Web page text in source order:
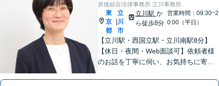
原後綜合法律事務所 立川事務所
東
京
都
立
川
市
立川駅 か
ら徒歩8分
営業時間：09:30~2
0:00（平日）
【立川駅・西国立駅・立川南駅8分】
【休日・夜間・Web面談可】依頼者様
のお話を丁寧に伺い、お気持ちに寄り